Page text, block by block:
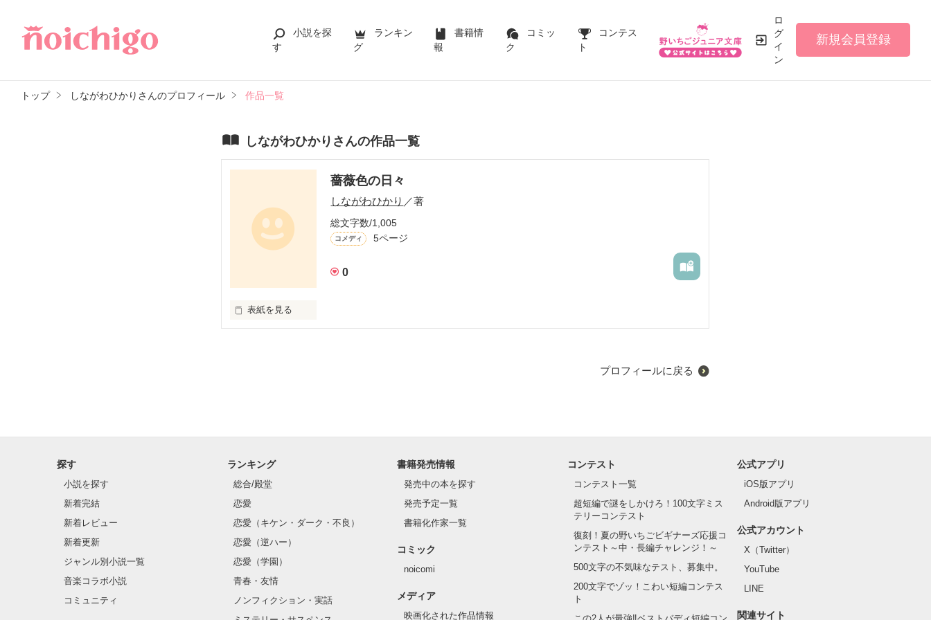
小説を探
す
ランキン
グ
書籍情
報
コミッ
ク
コンテス
ト
ロ
グ
イ
ン
新規会員登録
トップ しながわひかりさんのプロフィール 作品一覧
しながわひかりさんの作品一覧
薔薇色の日々
しながわひかり ／著
総文字数/1,005
コメディ 5ページ
0
表紙を見る
プロフィールに戻る
探す
小説を探す
新着完結
新着レビュー
新着更新
ジャンル別小説一覧
音楽コラボ小説
コミュニティ
ランキング
総合/殿堂
恋愛
恋愛（キケン・ダーク・不良）
恋愛（逆ハー）
恋愛（学園）
青春・友情
ノンフィクション・実話
書籍発売情報
発売中の本を探す
発売予定一覧
書籍化作家一覧
コミック
noicomi
メディア
映画化された作品情報
コンテスト
コンテスト一覧
超短編で謎をしかけろ！100文字ミス
テリーコンテスト
復刻！夏の野いちごビギナーズ応援コ
ンテスト～中・長編チャレンジ！～
500文字の不気味なテスト、募集中。
200文字でゾッ！こわい短編コンテス
ト
公式アプリ
iOS版アプリ
Android版アプリ
公式アカウント
X（Twitter）
YouTube
LINE
関連サイト